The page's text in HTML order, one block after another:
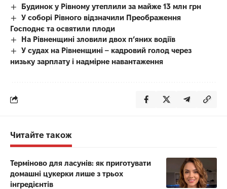
Будинок у Рівному утеплили за майже 13 млн грн
У соборі Рівного відзначили Преображення
Господнє та освятили плоди
На Рівненщині зловили двох п’яних водіїв
У судах на Рівненщині – кадровий голод через
низьку зарплату і надмірне навантаження
Читайте також
Терміново для ласунів: як приготувати
домашні цукерки лише з трьох
інгредієнтів